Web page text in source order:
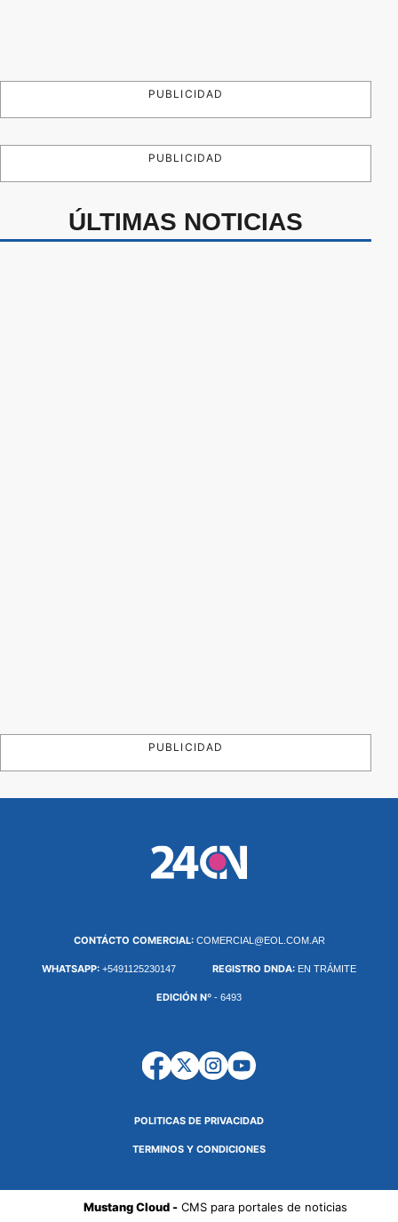
PUBLICIDAD
PUBLICIDAD
ÚLTIMAS NOTICIAS
PUBLICIDAD
CONTÁCTO COMERCIAL: COMERCIAL@EOL.COM.AR
WHATSAPP: +5491125230147 REGISTRO DNDA: EN TRÁMITE
EDICIÓN Nº - 6493
POLITICAS DE PRIVACIDAD
TERMINOS Y CONDICIONES
Mustang Cloud -CMS para portales de noticias